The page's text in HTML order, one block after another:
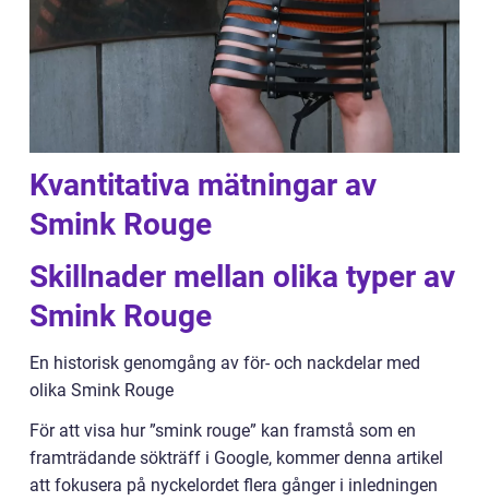
Kvantitativa mätningar av
Smink Rouge
Skillnader mellan olika typer av
Smink Rouge
En historisk genomgång av för- och nackdelar med
olika Smink Rouge
För att visa hur ”smink rouge” kan framstå som en
framträdande sökträff i Google, kommer denna artikel
att fokusera på nyckelordet flera gånger i inledningen